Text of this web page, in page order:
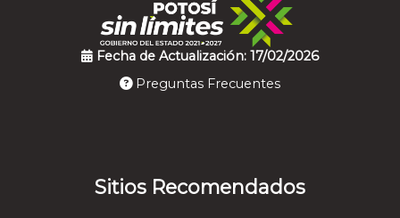
Fecha de Actualización: 17/02/2026
Preguntas Frecuentes
Sitios Recomendados